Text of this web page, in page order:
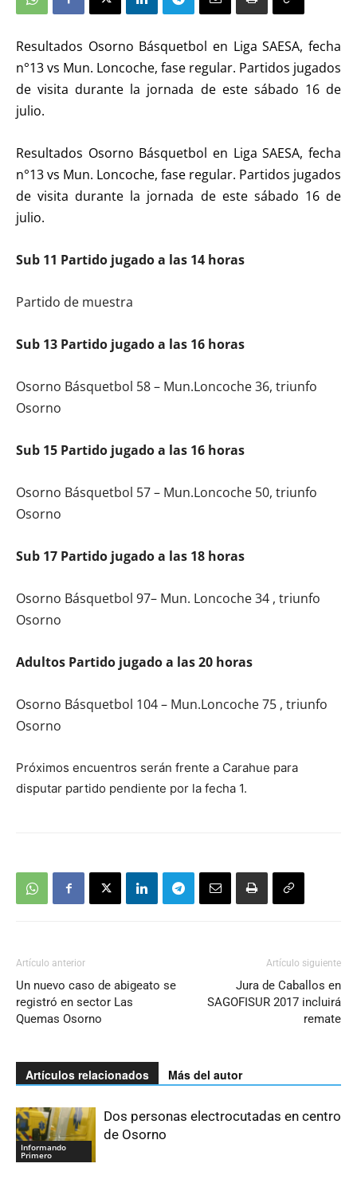
Resultados Osorno Básquetbol en Liga SAESA, fecha
n°13 vs Mun. Loncoche, fase regular. Partidos jugados
de visita durante la jornada de este sábado 16 de
julio.
Resultados Osorno Básquetbol en Liga SAESA, fecha
n°13 vs Mun. Loncoche, fase regular. Partidos jugados
de visita durante la jornada de este sábado 16 de
julio.
Sub 11 Partido jugado a las 14 horas
Partido de muestra
Sub 13 Partido jugado a las 16 horas
Osorno Básquetbol 58 – Mun.Loncoche 36, triunfo
Osorno
Sub 15 Partido jugado a las 16 horas
Osorno Básquetbol 57 – Mun.Loncoche 50, triunfo
Osorno
Sub 17 Partido jugado a las 18 horas
Osorno Básquetbol 97– Mun. Loncoche 34 , triunfo
Osorno
Adultos Partido jugado a las 20 horas
Osorno Básquetbol 104 – Mun.Loncoche 75 , triunfo
Osorno
Próximos encuentros serán frente a Carahue para
disputar partido pendiente por la fecha 1.
Artículo anterior
Un nuevo caso de abigeato se
registró en sector Las
Quemas Osorno
Artículo siguiente
Jura de Caballos en
SAGOFISUR 2017 incluirá
remate
Artículos relacionados Más del autor
Informando
Primero
Dos personas electrocutadas en centro
de Osorno